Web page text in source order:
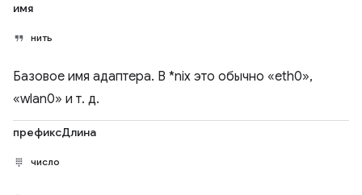
имя
нить
Базовое имя адаптера. В *nix это обычно «eth0»,
«wlan0» и т. д.
префиксДлина
число